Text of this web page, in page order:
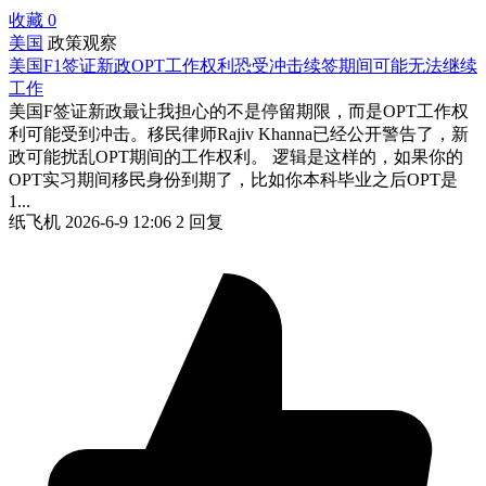
收藏 0
美国 政策观察
美国F1签证新政OPT工作权利恐受冲击续签期间可能无法继续
工作
美国F签证新政最让我担心的不是停留期限，而是OPT工作权
利可能受到冲击。移民律师Rajiv Khanna已经公开警告了，新
政可能扰乱OPT期间的工作权利。 逻辑是这样的，如果你的
OPT实习期间移民身份到期了，比如你本科毕业之后OPT是
1...
纸飞机 2026-6-9 12:06 2 回复